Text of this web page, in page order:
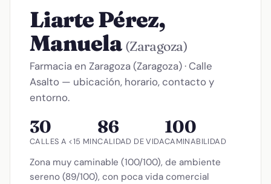
Liarte Pérez,
Manuela (Zaragoza)
Farmacia en Zaragoza (Zaragoza) · Calle
Asalto — ubicación, horario, contacto y
entorno.
30
CALLES A <15 MIN
86
CALIDAD DE VIDA
100
CAMINABILIDAD
Zona muy caminable (100/100), de ambiente
sereno (89/100), con poca vida comercial